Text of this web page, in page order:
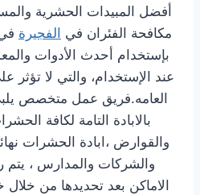
أفضل المبيدات الحشرية
مكافحة الفئران في الفجيرة
بإستخدام أحدث الأدوات
عند الإستخدام، والتي لا
العامه.فريق عمل متخصص
بالابادة التامة لكافة
والقوارض ،ابادة الحشرات
والشركات والمدارس ،
الاماكن بعد تحديدها من خلال